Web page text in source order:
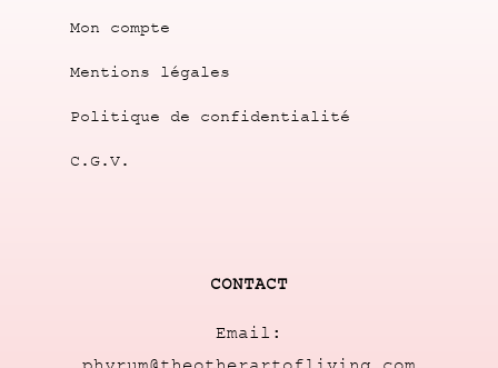
Mon compte
Mentions légales
Politique de confidentialité
C.G.V.
CONTACT
Email: